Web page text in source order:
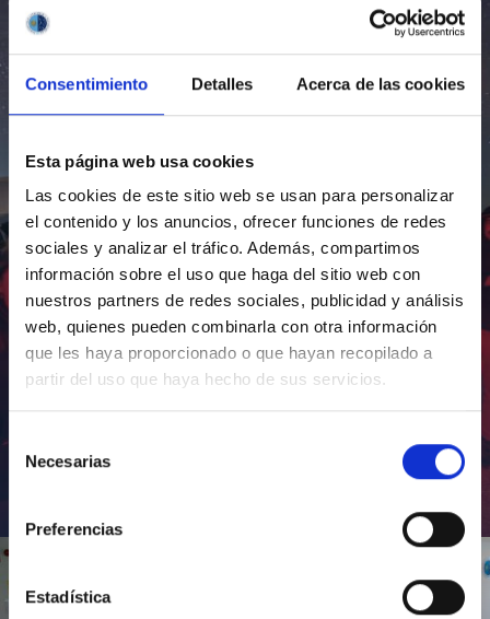
Consentimiento Detalles Acerca de las cookies
Esta página web usa cookies
Las cookies de este sitio web se usan para personalizar
el contenido y los anuncios, ofrecer funciones de redes
sociales y analizar el tráfico. Además, compartimos
información sobre el uso que haga del sitio web con
nuestros partners de redes sociales, publicidad y análisis
web, quienes pueden combinarla con otra información
que les haya proporcionado o que hayan recopilado a
partir del uso que haya hecho de sus servicios.
Necesarias
Preferencias
Estadística